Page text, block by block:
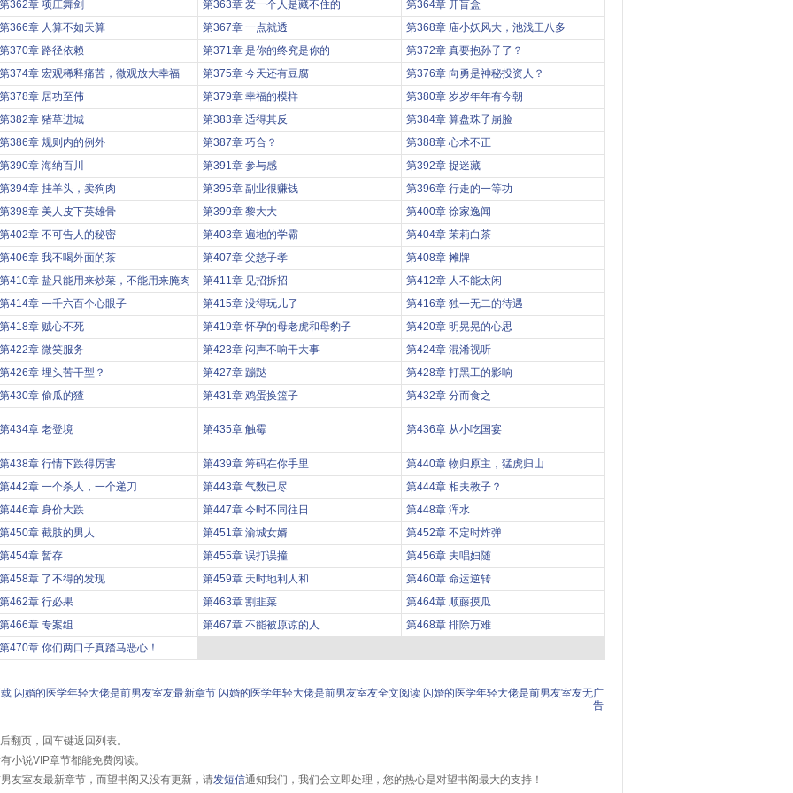
第362章 项庄舞剑 第363章 爱一个人是藏不住的
第364章 开盲盒
第366章 人算不如天算
第367章 一点就透
第368章 庙小妖风大，池浅王八多
第370章 路径依赖
第371章 是你的终究是你的
第372章 真要抱孙子了？
第374章 宏观稀释痛苦，微观放大幸福
第375章 今天还有豆腐
第376章 向勇是神秘投资人？
第378章 居功至伟
第379章 幸福的模样
第380章 岁岁年年有今朝
第382章 猪草进城
第383章 适得其反
第384章 算盘珠子崩脸
第386章 规则内的例外
第387章 巧合？
第388章 心术不正
第390章 海纳百川
第391章 参与感
第392章 捉迷藏
第394章 挂羊头，卖狗肉
第395章 副业很赚钱
第396章 行走的一等功
第398章 美人皮下英雄骨
第399章 黎大大
第400章 徐家逸闻
第402章 不可告人的秘密
第403章 遍地的学霸
第404章 茉莉白茶
第406章 我不喝外面的茶
第407章 父慈子孝
第408章 摊牌
第410章 盐只能用来炒菜，不能用来腌肉
第411章 见招拆招
第412章 人不能太闲
第414章 一千六百个心眼子
第415章 没得玩儿了
第416章 独一无二的待遇
第418章 贼心不死
第419章 怀孕的母老虎和母豹子
第420章 明晃晃的心思
第422章 微笑服务
第423章 闷声不响干大事
第424章 混淆视听
第426章 埋头苦干型？
第427章 蹦跶
第428章 打黑工的影响
第430章 偷瓜的猹
第431章 鸡蛋换篮子 第432章 分而食之
第434章 老登境 第435章 触霉 第436章 从小吃国宴
第438章 行情下跌得厉害 第439章 筹码在你手里
第440章 物归原主，猛虎归山
第442章 一个杀人，一个递刀
第443章 气数已尽
第444章 相夫教子？
第446章 身价大跌
第447章 今时不同往日
第448章 浑水
第450章 截肢的男人
第451章 渝城女婿
第452章 不定时炸弹
第454章 暂存
第455章 误打误撞
第456章 夫唱妇随
第458章 了不得的发现
第459章 天时地利人和
第460章 命运逆转
第462章 行必果
第463章 割韭菜
第464章 顺藤摸瓜
第466章 专案组
第467章 不能被原谅的人
第468章 排除万难
第470章 你们两口子真踏马恶心！
闪婚的医学年轻大佬是前男友室友最新章节 闪婚的医学年轻大佬是前男友室友全文阅读 闪婚的医学年轻大佬是前男友室友无广
告
页，回车键返回列表。
说VIP章节都能免费阅读。
室友最新章节，而望书阁又没有更新，请发短信通知我们，我们会立即处理，您的热心是对望书阁最大的支持！